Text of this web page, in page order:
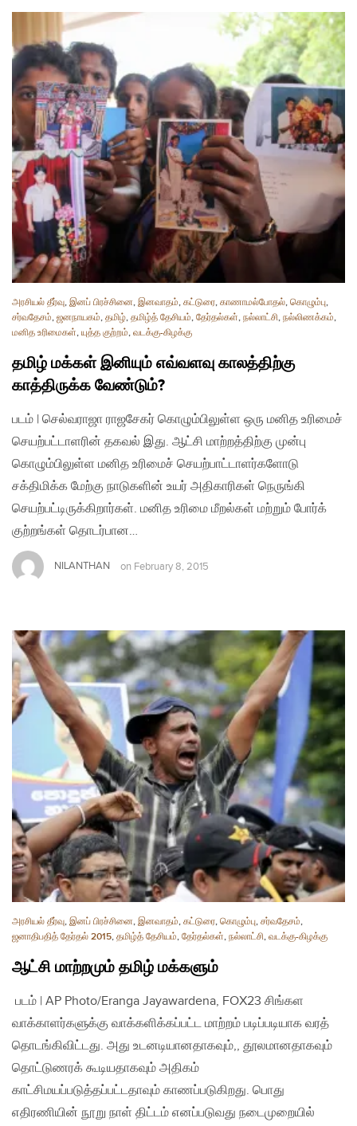
அரசியல் தீர்வு, இனப் பிரச்சினை, இனவாதம், கட்டுரை, காணாமல்போதல், கொழும்பு,
சர்வதேசம், ஜனநாயகம், தமிழ், தமிழ்த் தேசியம், தேர்தல்கள், நல்லாட்சி, நல்லிணக்கம்,
மனித உரிமைகள், யுத்த குற்றம், வடக்கு-கிழக்கு
தமிழ் மக்கள் இனியும் எவ்வளவு காலத்திற்கு
காத்திருக்க வேண்டும்?
படம் | செல்வராஜா ராஜசேகர் கொழும்பிலுள்ள ஒரு மனித உரிமைச்
செயற்பட்டாளரின் தகவல் இது. ஆட்சி மாற்றத்திற்கு முன்பு
கொழும்பிலுள்ள மனித உரிமைச் செயற்பாட்டாளர்களோடு
சக்திமிக்க மேற்கு நாடுகளின் உயர் அதிகாரிகள் நெருங்கி
செயற்பட்டிருக்கிறார்கள். மனித உரிமை மீறல்கள் மற்றும் போர்க்
குற்றங்கள் தொடர்பான…
NILANTHAN on February 8, 2015
அரசியல் தீர்வு, இனப் பிரச்சினை, இனவாதம், கட்டுரை, கொழும்பு, சர்வதேசம்,
ஜனாதிபதித் தேர்தல் 2015, தமிழ்த் தேசியம், தேர்தல்கள், நல்லாட்சி, வடக்கு-கிழக்கு
ஆட்சி மாற்றமும் தமிழ் மக்களும்
படம் | AP Photo/Eranga Jayawardena, FOX23 சிங்கள
வாக்காளர்களுக்கு வாக்களிக்கப்பட்ட மாற்றம் படிப்படியாக வரத்
தொடங்கிவிட்டது. அது உடனடியானதாகவும்,, தூலமானதாகவும்
தொட்டுணரக் கூடியதாகவும் அதிகம்
காட்சிமயப்படுத்தப்பட்டதாவும் காணப்படுகிறது. பொது
எதிரணியின் நூறு நாள் திட்டம் எனப்படுவது நடைமுறையில்